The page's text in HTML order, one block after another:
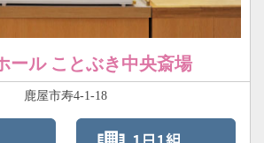
ール ことぶき中央斎場
鹿屋市寿4-1-18